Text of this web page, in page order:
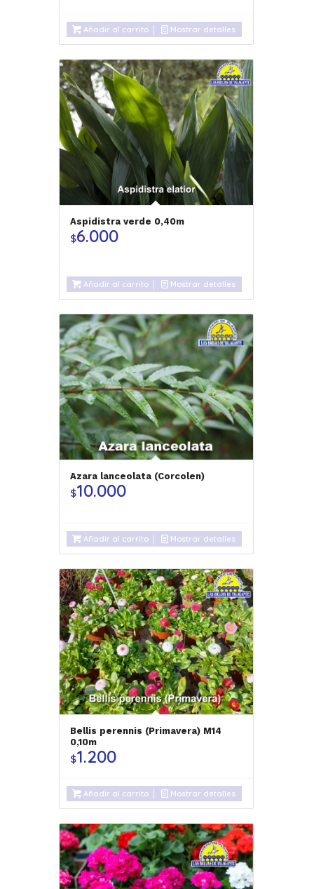
Añadir al carrito Mostrar detalles
Aspidistra verde 0,40m
$6.000
Añadir al carrito Mostrar detalles
Azara lanceolata (Corcolen)
$10.000
Añadir al carrito Mostrar detalles
Bellis perennis (Primavera) M14
0,10m
$1.200
Añadir al carrito Mostrar detalles